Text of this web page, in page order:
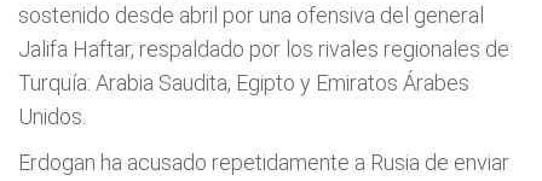
sostenido desde abril por una ofensiva del general
Jalifa Haftar, respaldado por los rivales regionales de
Turquía: Arabia Saudita, Egipto y Emiratos Árabes
Unidos.
Erdogan ha acusado repetidamente a Rusia de enviar